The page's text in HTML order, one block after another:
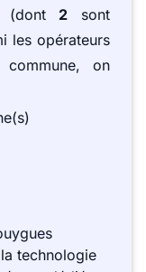
(dont 2 sont
les opérateurs
on
technologie